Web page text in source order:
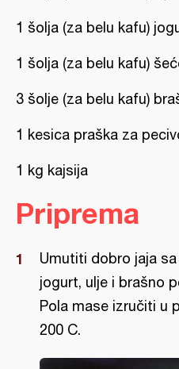
1 šolja (za belu kafu)
1 šolja (za belu kafu)
3 šolje (za belu kafu)
1 kesica praška za
1 kg kajsija
Priprema
Umutiti dobro jaja
jogurt, ulje i brašno
Pola mase izručiti u
200 C.